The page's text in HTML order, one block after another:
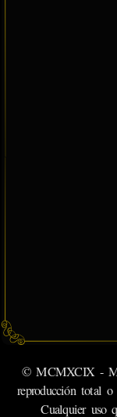
© MCMXCIX -
reproducción total
Cualquier uso